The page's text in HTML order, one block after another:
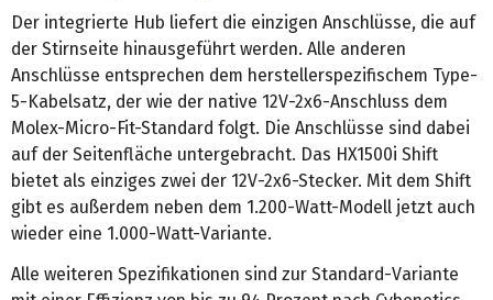
Der integrierte Hub liefert die einzigen Anschlüsse, die auf
der Stirnseite hinausgeführt werden. Alle anderen
Anschlüsse entsprechen dem herstellerspezifischem Type-
5-Kabelsatz, der wie der native 12V-2x6-Anschluss dem
Molex-Micro-Fit-Standard folgt. Die Anschlüsse sind dabei
auf der Seitenfläche untergebracht. Das HX1500i Shift
bietet als einziges zwei der 12V-2x6-Stecker. Mit dem Shift
gibt es außerdem neben dem 1.200-Watt-Modell jetzt auch
wieder eine 1.000-Watt-Variante.
Alle weiteren Spezifikationen sind zur Standard-Variante